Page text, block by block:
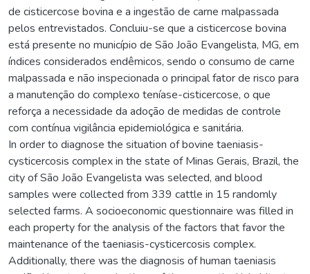
de cisticercose bovina e a ingestão de carne malpassada
pelos entrevistados. Concluiu-se que a cisticercose bovina
está presente no município de São João Evangelista, MG, em
índices considerados endêmicos, sendo o consumo de carne
malpassada e não inspecionada o principal fator de risco para
a manutenção do complexo teníase-cisticercose, o que
reforça a necessidade da adoção de medidas de controle
com contínua vigilância epidemiológica e sanitária.
In order to diagnose the situation of bovine taeniasis-
cysticercosis complex in the state of Minas Gerais, Brazil, the
city of São João Evangelista was selected, and blood
samples were collected from 339 cattle in 15 randomly
selected farms. A socioeconomic questionnaire was filled in
each property for the analysis of the factors that favor the
maintenance of the taeniasis-cysticercosis complex.
Additionally, there was the diagnosis of human taeniasis